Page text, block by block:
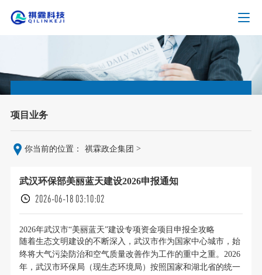
项目业务
你当前的位置： 祺霖政企集团 >
武汉环保部美丽蓝天建设2026申报通知
2026-06-18 03:10:02
2026年武汉市“美丽蓝天”建设专项资金项目申报全攻略
随着生态文明建设的不断深入，武汉市作为国家中心城市，始
终将大气污染防治和空气质量改善作为工作的重中之重。2026
年，武汉市环保局（现生态环境局）按照国家和湖北省的统一